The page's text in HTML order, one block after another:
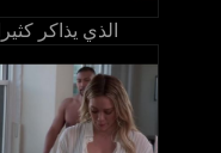
الذي يذاكر كثيرا